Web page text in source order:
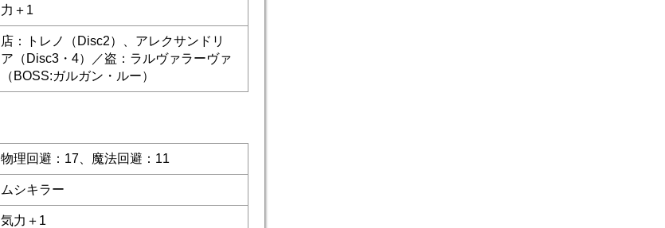
力＋1
店：トレノ（Disc2）、アレクサンドリ
ア（Disc3・4）／盗：ラルヴァラーヴァ
（BOSS:ガルガン・ルー）
物理回避：17、魔法回避：11
ムシキラー
気力＋1